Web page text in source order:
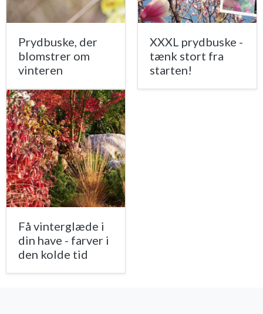
Prydbuske, der
blomstrer om
vinteren
XXXL prydbuske -
tænk stort fra
starten!
Få vinterglæde i
din have - farver i
den kolde tid